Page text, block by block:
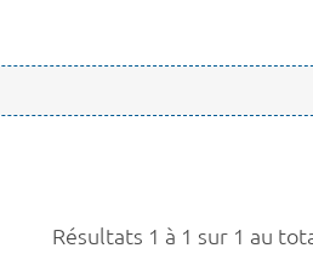
Résultats 1 à 1 sur 1 au